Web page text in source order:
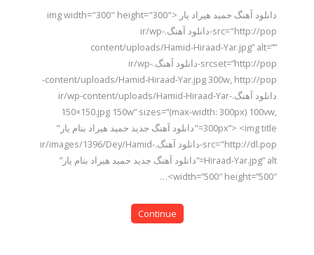
دانلود آهنگ حمید هیراد یار <img width="300" height="300"
src="http://pop-دانلود آهنگ.ir/wp-
content/uploads/Hamid-Hiraad-Yar.jpg” alt=””
srcset=”http://pop-دانلود آهنگ.ir/wp-
content/uploads/Hamid-Hiraad-Yar.jpg 300w, http://pop-
دانلود آهنگ.ir/wp-content/uploads/Hamid-Hiraad-Yar-
150×150.jpg 150w” sizes=”(max-width: 300px) 100vw,
300px”> <img title="دانلود آهنگ جدید حمید هیراد بنام یار"
src="http://dl.pop-دانلود آهنگ.ir/images/1396/Dey/Hamid-
Hiraad-Yar.jpg” alt=”دانلود آهنگ جدید حمید هیراد بنام یار”
width=”500″ height=”500″>…
Continue